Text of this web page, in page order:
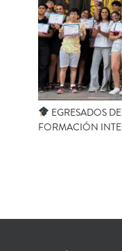
EGRESADOS
FORMACIÓN